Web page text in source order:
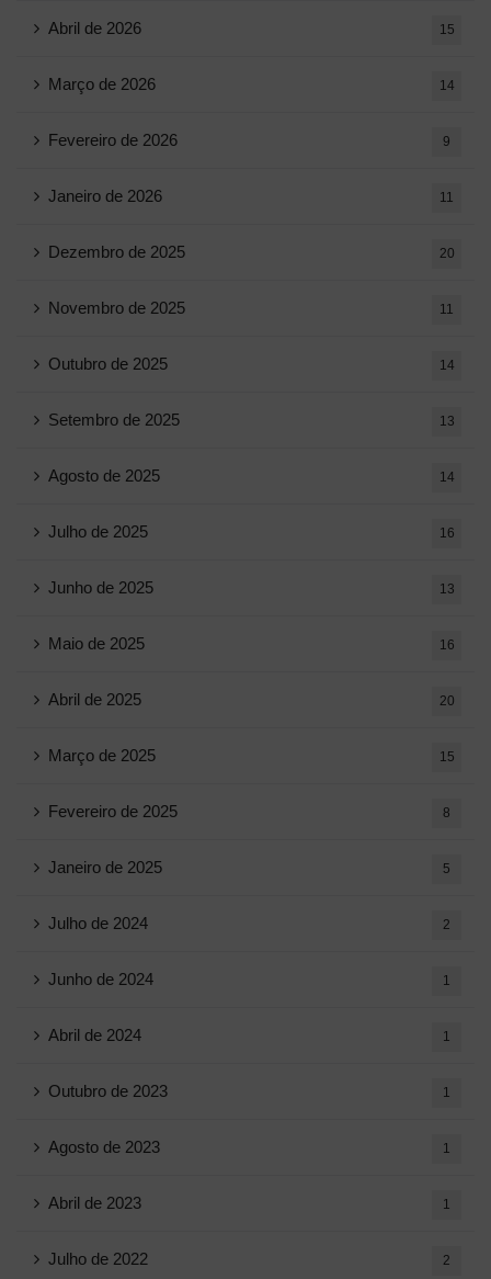
Abril de 2026 15
Março de 2026 14
Fevereiro de 2026 9
Janeiro de 2026 11
Dezembro de 2025 20
Novembro de 2025 11
Outubro de 2025 14
Setembro de 2025 13
Agosto de 2025 14
Julho de 2025 16
Junho de 2025 13
Maio de 2025 16
Abril de 2025 20
Março de 2025 15
Fevereiro de 2025 8
Janeiro de 2025 5
Julho de 2024 2
Junho de 2024 1
Abril de 2024 1
Outubro de 2023 1
Agosto de 2023 1
Abril de 2023 1
Julho de 2022 2